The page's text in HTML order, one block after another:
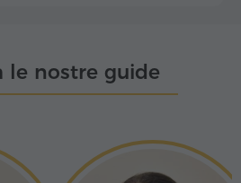
le nostre guide